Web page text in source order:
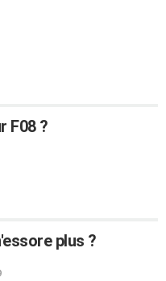
F08 ?
plus ?